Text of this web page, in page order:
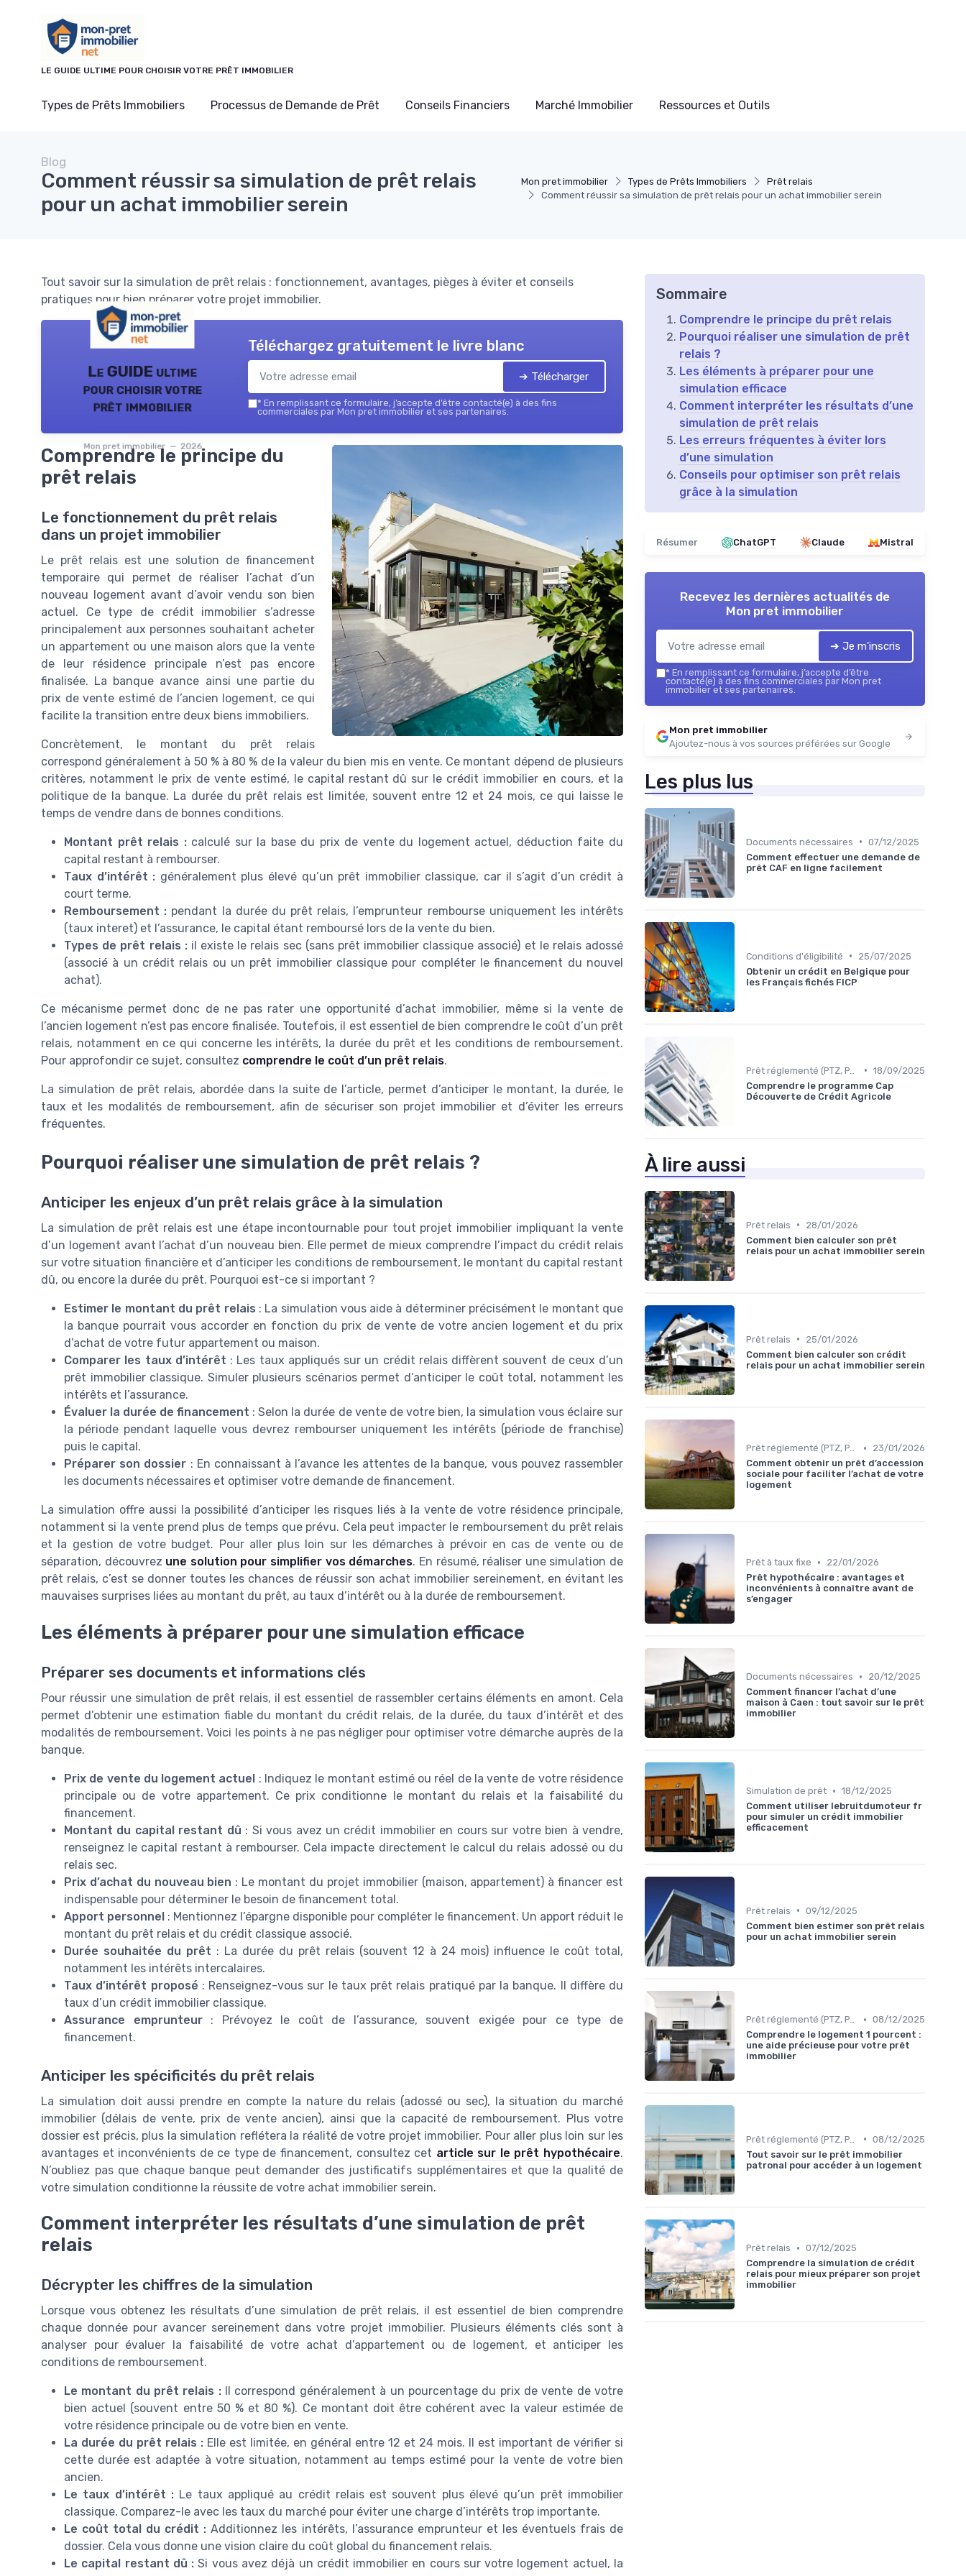
LE GUIDE ULTIME POUR CHOISIR VOTRE PRÊT IMMOBILIER
Types de Prêts Immobiliers Processus de Demande de Prêt Conseils Financiers Marché Immobilier Ressources et Outils
Mon pret immobilier Types de Prêts Immobiliers
Prêt relais
Comment réussir sa simulation de prêt relais pour un achat immobilier serein
Blog
Comment réussir sa simulation de prêt relais
pour un achat immobilier serein
Tout savoir sur la simulation de prêt relais : fonctionnement, avantages, pièges à éviter et conseils
pratiques pour bien préparer votre projet immobilier.
Le GUIDE ultime
pour choisir votre
prêt immobilier
Mon pret immobilier — 2026
Téléchargez gratuitement le livre blanc
➔ Télécharger
* En remplissant ce formulaire, j’accepte d’être contacté(e) à des fins
commerciales par Mon pret immobilier et ses partenaires.
Comprendre le principe du
prêt relais
Le fonctionnement du prêt relais
dans un projet immobilier
Le prêt relais est une solution de financement
temporaire qui permet de réaliser l’achat d’un
nouveau logement avant d’avoir vendu son bien
actuel. Ce type de crédit immobilier s’adresse
principalement aux personnes souhaitant acheter
un appartement ou une maison alors que la vente
de leur résidence principale n’est pas encore
finalisée. La banque avance ainsi une partie du
prix de vente estimé de l’ancien logement, ce qui
facilite la transition entre deux biens immobiliers.
Concrètement, le montant du prêt relais
correspond généralement à 50 % à 80 % de la valeur du bien mis en vente. Ce montant dépend de plusieurs
critères, notamment le prix de vente estimé, le capital restant dû sur le crédit immobilier en cours, et la
politique de la banque. La durée du prêt relais est limitée, souvent entre 12 et 24 mois, ce qui laisse le
temps de vendre dans de bonnes conditions.
Montant prêt relais :calculé sur la base du prix de vente du logement actuel, déduction faite du
capital restant à rembourser.
Taux d’intérêt : généralement plus élevé qu’un prêt immobilier classique, car il s’agit d’un crédit à
court terme.
Remboursement : pendant la durée du prêt relais, l’emprunteur rembourse uniquement les intérêts
(taux interet) et l’assurance, le capital étant remboursé lors de la vente du bien.
Types de prêt relais :il existe le relais sec (sans prêt immobilier classique associé) et le relais adossé
(associé à un crédit relais ou un prêt immobilier classique pour compléter le financement du nouvel
achat).
Ce mécanisme permet donc de ne pas rater une opportunité d’achat immobilier, même si la vente de
l’ancien logement n’est pas encore finalisée. Toutefois, il est essentiel de bien comprendre le coût d’un prêt
relais, notamment en ce qui concerne les intérêts, la durée du prêt et les conditions de remboursement.
Pour approfondir ce sujet, consultez comprendre le coût d’un prêt relais.
La simulation de prêt relais, abordée dans la suite de l’article, permet d’anticiper le montant, la durée, le
taux et les modalités de remboursement, afin de sécuriser son projet immobilier et d’éviter les erreurs
fréquentes.
Pourquoi réaliser une simulation de prêt relais ?
Anticiper les enjeux d’un prêt relais grâce à la simulation
La simulation de prêt relais est une étape incontournable pour tout projet immobilier impliquant la vente
d’un logement avant l’achat d’un nouveau bien. Elle permet de mieux comprendre l’impact du crédit relais
sur votre situation financière et d’anticiper les conditions de remboursement, le montant du capital restant
dû, ou encore la durée du prêt. Pourquoi est-ce si important ?
Estimer le montant du prêt relais : La simulation vous aide à déterminer précisément le montant que
la banque pourrait vous accorder en fonction du prix de vente de votre ancien logement et du prix
d’achat de votre futur appartement ou maison.
Comparer les taux d’intérêt : Les taux appliqués sur un crédit relais diffèrent souvent de ceux d’un
prêt immobilier classique. Simuler plusieurs scénarios permet d’anticiper le coût total, notamment les
intérêts et l’assurance.
Évaluer la durée de financement : Selon la durée de vente de votre bien, la simulation vous éclaire sur
la période pendant laquelle vous devrez rembourser uniquement les intérêts (période de franchise)
puis le capital.
Préparer son dossier : En connaissant à l’avance les attentes de la banque, vous pouvez rassembler
les documents nécessaires et optimiser votre demande de financement.
La simulation offre aussi la possibilité d’anticiper les risques liés à la vente de votre résidence principale,
notamment si la vente prend plus de temps que prévu. Cela peut impacter le remboursement du prêt relais
et la gestion de votre budget. Pour aller plus loin sur les démarches à prévoir en cas de vente ou de
séparation, découvrez une solution pour simplifier vos démarches. En résumé, réaliser une simulation de
prêt relais, c’est se donner toutes les chances de réussir son achat immobilier sereinement, en évitant les
mauvaises surprises liées au montant du prêt, au taux d’intérêt ou à la durée de remboursement.
Les éléments à préparer pour une simulation efficace
Préparer ses documents et informations clés
Pour réussir une simulation de prêt relais, il est essentiel de rassembler certains éléments en amont. Cela
permet d’obtenir une estimation fiable du montant du crédit relais, de la durée, du taux d’intérêt et des
modalités de remboursement. Voici les points à ne pas négliger pour optimiser votre démarche auprès de la
banque.
Prix de vente du logement actuel : Indiquez le montant estimé ou réel de la vente de votre résidence
principale ou de votre appartement. Ce prix conditionne le montant du relais et la faisabilité du
financement.
Montant du capital restant dû : Si vous avez un crédit immobilier en cours sur votre bien à vendre,
renseignez le capital restant à rembourser. Cela impacte directement le calcul du relais adossé ou du
relais sec.
Prix d’achat du nouveau bien : Le montant du projet immobilier (maison, appartement) à financer est
indispensable pour déterminer le besoin de financement total.
Apport personnel : Mentionnez l’épargne disponible pour compléter le financement. Un apport réduit le
montant du prêt relais et du crédit classique associé.
Durée souhaitée du prêt : La durée du prêt relais (souvent 12 à 24 mois) influence le coût total,
notamment les intérêts intercalaires.
Taux d’intérêt proposé : Renseignez-vous sur le taux prêt relais pratiqué par la banque. Il diffère du
taux d’un crédit immobilier classique.
Assurance emprunteur: Prévoyez le coût de l’assurance, souvent exigée pour ce type de
financement.
Anticiper les spécificités du prêt relais
La simulation doit aussi prendre en compte la nature du relais (adossé ou sec), la situation du marché
immobilier (délais de vente, prix de vente ancien), ainsi que la capacité de remboursement. Plus votre
dossier est précis, plus la simulation reflétera la réalité de votre projet immobilier. Pour aller plus loin sur les
avantages et inconvénients de ce type de financement, consultez cet article sur le prêt hypothécaire.
N’oubliez pas que chaque banque peut demander des justificatifs supplémentaires et que la qualité de
votre simulation conditionne la réussite de votre achat immobilier serein.
Comment interpréter les résultats d’une simulation de prêt
relais
Décrypter les chiffres de la simulation
Lorsque vous obtenez les résultats d’une simulation de prêt relais, il est essentiel de bien comprendre
chaque donnée pour avancer sereinement dans votre projet immobilier. Plusieurs éléments clés sont à
analyser pour évaluer la faisabilité de votre achat d’appartement ou de logement, et anticiper les
conditions de remboursement.
Le montant du prêt relais :Il correspond généralement à un pourcentage du prix de vente de votre
bien actuel (souvent entre 50 % et 80 %). Ce montant doit être cohérent avec la valeur estimée de
votre résidence principale ou de votre bien en vente.
La durée du prêt relais : Elle est limitée, en général entre 12 et 24 mois. Il est important de vérifier si
cette durée est adaptée à votre situation, notamment au temps estimé pour la vente de votre bien
ancien.
Le taux d’intérêt :Le taux appliqué au crédit relais est souvent plus élevé qu’un prêt immobilier
classique. Comparez-le avec les taux du marché pour éviter une charge d’intérêts trop importante.
Le coût total du crédit : Additionnez les intérêts, l’assurance emprunteur et les éventuels frais de
dossier. Cela vous donne une vision claire du coût global du financement relais.
Le capital restant dû : Si vous avez déjà un crédit immobilier en cours sur votre logement actuel, la
Sommaire
Comprendre le principe du prêt relais
Pourquoi réaliser une simulation de prêt
relais ?
Les éléments à préparer pour une
simulation efficace
Comment interpréter les résultats d’une
simulation de prêt relais
Les erreurs fréquentes à éviter lors
d’une simulation
Conseils pour optimiser son prêt relais
grâce à la simulation
Résumer ChatGPT Claude Mistral
Recevez les dernières actualités de
Mon pret immobilier
➔ Je m'inscris
* En remplissant ce formulaire, j’accepte d’être
contacté(e) à des fins commerciales par Mon pret
immobilier et ses partenaires.
Mon pret immobilier
Ajoutez-nous à vos sources préférées sur Google
Les plus lus
Documents nécessaires • 07/12/2025
Comment effectuer une demande de
prêt CAF en ligne facilement
Conditions d'éligibilité •
25/07/2025
Obtenir un crédit en Belgique pour
les Français fichés FICP
• 18/09/2025
Comprendre le programme Cap
Découverte de Crédit Agricole
À lire aussi
Prêt relais •
28/01/2026
Comment bien calculer son prêt
relais pour un achat immobilier serein
Prêt relais •
25/01/2026
Comment bien calculer son crédit
relais pour un achat immobilier serein
Prêt réglementé (PTZ, PAS) •
23/01/2026
Comment obtenir un prêt d’accession
sociale pour faciliter l’achat de votre
logement
Prêt à taux fixe •
22/01/2026
Prêt hypothécaire : avantages et
inconvénients à connaître avant de
s’engager
Documents nécessaires •
20/12/2025
Comment financer l’achat d’une
maison à Caen : tout savoir sur le prêt
immobilier
Simulation de prêt • 18/12/2025
Comment utiliser lebruitdumoteur fr
pour simuler un crédit immobilier
efficacement
Prêt relais • 09/12/2025
Comment bien estimer son prêt relais
pour un achat immobilier serein
Prêt réglementé (PTZ, PAS) • 08/12/2025
Comprendre le logement 1 pourcent :
une aide précieuse pour votre prêt
immobilier
• 08/12/2025
Tout savoir sur le prêt immobilier
patronal pour accéder à un logement
Prêt relais • 07/12/2025
Comprendre la simulation de crédit
relais pour mieux préparer son projet
immobilier